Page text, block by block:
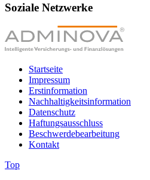
Soziale Netzwerke
Startseite
Impressum
Erstinformation
Nachhaltigkeitsinformation
Datenschutz
Haftungsausschluss
Beschwerdebearbeitung
Kontakt
Top